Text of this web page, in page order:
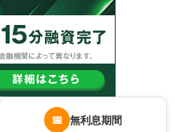
📅 無利息期間